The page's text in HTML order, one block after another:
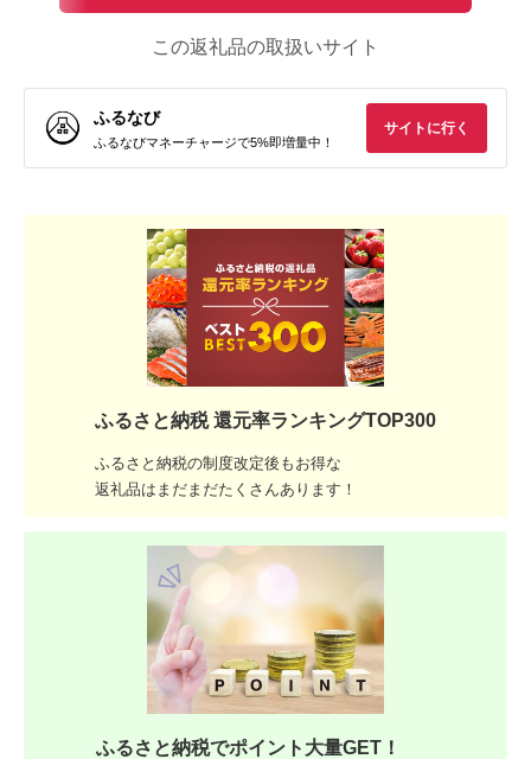
この返礼品の取扱いサイト
ふるなび
ふるなびマネーチャージで5%即増量中！
サイトに行く
ふるさと納税 還元率ランキングTOP300
ふるさと納税の制度改定後もお得な
返礼品はまだまだたくさんあります！
ふるさと納税でポイント大量GET！